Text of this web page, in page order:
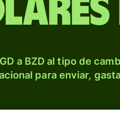
a BZD al tipo de
para enviar,